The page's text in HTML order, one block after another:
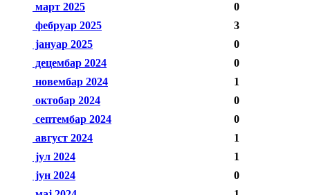
март 2025
0
фебруар 2025
3
јануар 2025
0
децембар 2024
0
новембар 2024
1
октобар 2024
0
септембар 2024
0
август 2024
1
јул 2024
1
јун 2024
0